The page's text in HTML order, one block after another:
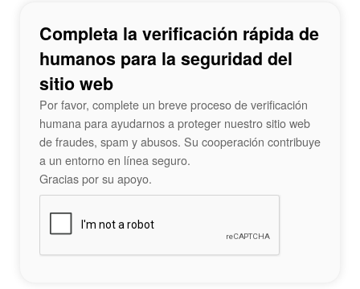
Completa la verificación rápida de
humanos para la seguridad del
sitio web
Por favor, complete un breve proceso de verificación
humana para ayudarnos a proteger nuestro sitio web
de fraudes, spam y abusos. Su cooperación contribuye
a un entorno en línea seguro.
Gracias por su apoyo.